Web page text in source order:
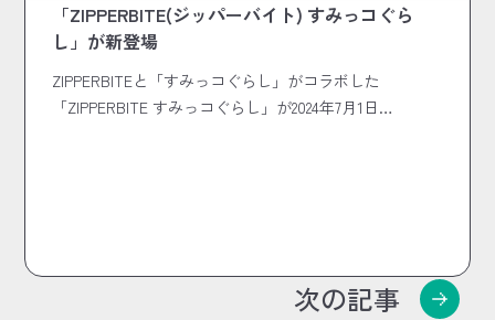
「ZIPPERBITE(ジッパーバイト) すみっコぐら
し」が新登場
ZIPPERBITEと「すみっコぐらし」がコラボした
「ZIPPERBITE すみっコぐらし」が2024年7月1日…
次の記事